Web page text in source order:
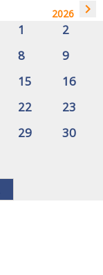
2026 navigate_next
1
2
8
9
15
16
22
23
29
30